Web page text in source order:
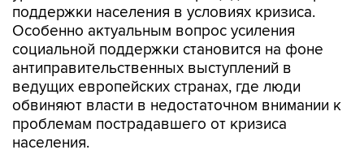
поддержки населения в условиях кризиса.
Особенно актуальным вопрос усиления
социальной поддержки становится на фоне
антиправительственных выступлений в
ведущих европейских странах, где люди
обвиняют власти в недостаточном внимании к
проблемам пострадавшего от кризиса
населения.